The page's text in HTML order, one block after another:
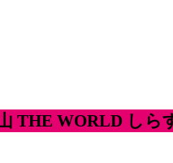
THE WORLD しら